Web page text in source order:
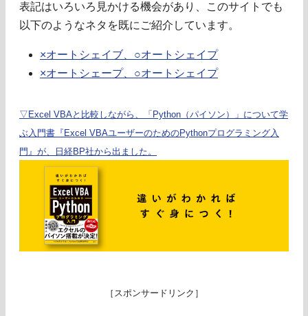
表記はいろいろ見かける機会があり、このサイトでも
以下のようなネタを既にご紹介しています。
×オートシェイブ、○オートシェイプ
×オートシェープ、○オートシェイプ
▽Excel VBAと比較しながら、「Python（パイソン）」について学
ぶ入門書『Excel VBAユーザーのためのPythonプログラミング入
門』が、日経BP社から出ました。
［スポンサードリンク］